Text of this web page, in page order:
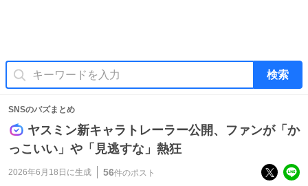
検索
SNSのバズまとめ
ヤスミン新キャラトレーラー公開、ファンが「か
っこいい」や「見逃すな」熱狂
2026年6月18日 に生成 56件のポスト